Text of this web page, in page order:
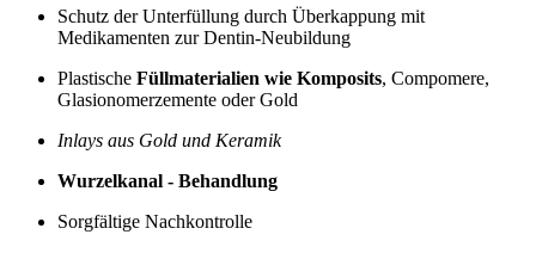
Schutz der Unterfüllung durch Überkappung mit
Medikamenten zur Dentin-Neubildung
Plastische Füllmaterialien wie Komposits, Compomere,
Glasionomerzemente oder Gold
Inlays aus Gold und Keramik
Wurzelkanal - Behandlung
Sorgfältige Nachkontrolle